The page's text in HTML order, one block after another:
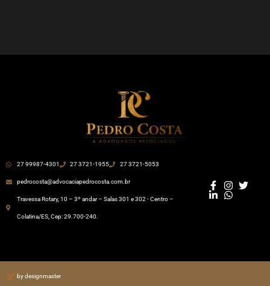
27 99987-4301 27 3721-1955 27 3721-5053
pedrocosta@advocaciapedrocosta.com.br
Travessa Rotary, 10 – 3º andar – Salas 301 e 302 - Centro –
Colatina/ES, Cep: 29.700-240.
by designmaster